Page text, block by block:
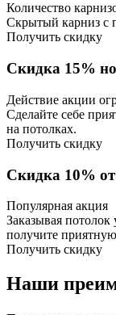
Количество
Скрытый карниз с
Получить скидку
Скидка 15%
Действие акции
Сделайте себе
на потолках.
Получить скидку
Скидка 10%
Популярная акция
Заказывая
получите
Получить скидку
Наши